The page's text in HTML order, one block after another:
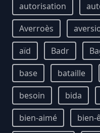
autorisation
Averroès
aïd
Badr
base
bataille
besoin
bida
bien-aimé
bien-